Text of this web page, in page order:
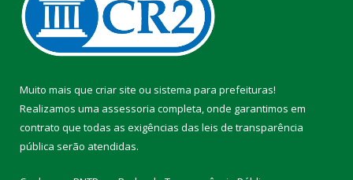
Muito mais que criar site ou sistema para prefeituras!
Realizamos uma assessoria completa, onde garantimos em
contrato que todas as exigências das leis de transparência
pública serão atendidas.